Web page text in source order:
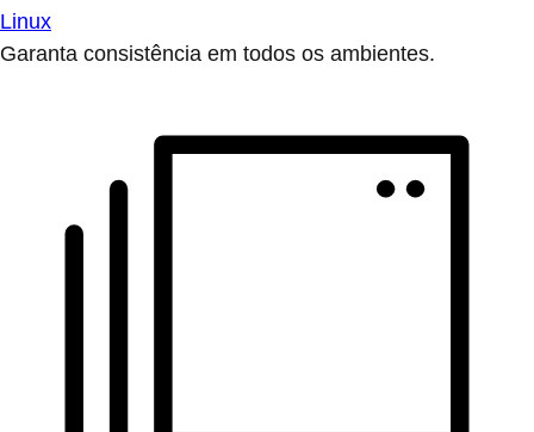
Linux
Garanta consistência em todos os ambientes.